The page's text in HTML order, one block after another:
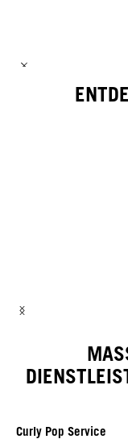
Curly Pop Service